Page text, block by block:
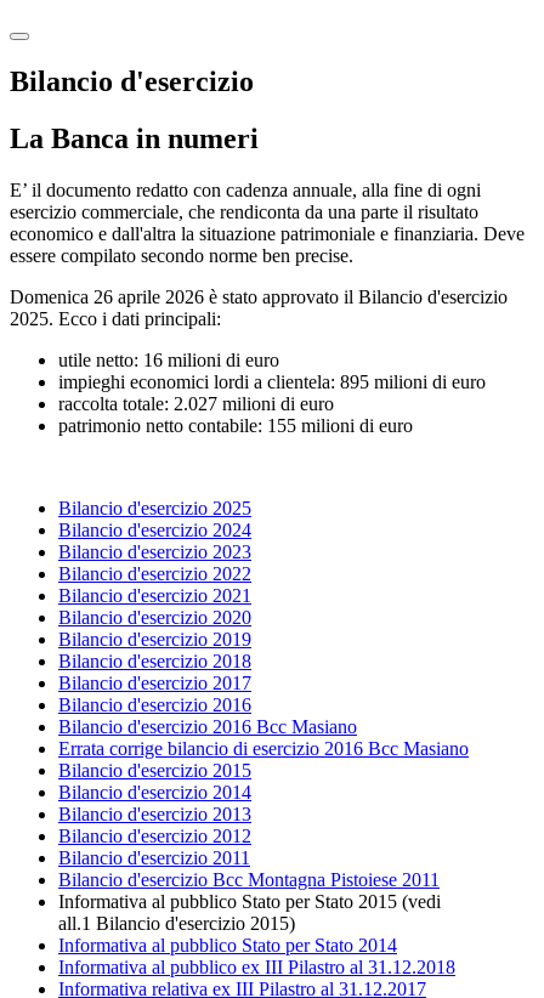
Bilancio d'esercizio
La Banca in numeri
E’ il documento redatto con cadenza annuale, alla fine di ogni
esercizio commerciale, che rendiconta da una parte il risultato
economico e dall'altra la situazione patrimoniale e finanziaria. Deve
essere compilato secondo norme ben precise.
Domenica 26 aprile 2026 è stato approvato il Bilancio d'esercizio
2025. Ecco i dati principali:
utile netto: 16 milioni di euro
impieghi economici lordi a clientela: 895 milioni di euro
raccolta totale: 2.027 milioni di euro
patrimonio netto contabile: 155 milioni di euro
Bilancio d'esercizio 2025
Bilancio d'esercizio 2024
Bilancio d'esercizio 2023
Bilancio d'esercizio 2022
Bilancio d'esercizio 2021
Bilancio d'esercizio 2020
Bilancio d'esercizio 2019
Bilancio d'esercizio 2018
Bilancio d'esercizio 2017
Bilancio d'esercizio 2016
Bilancio d'esercizio 2016 Bcc Masiano
Errata corrige bilancio di esercizio 2016 Bcc Masiano
Bilancio d'esercizio 2015
Bilancio d'esercizio 2014
Bilancio d'esercizio 2013
Bilancio d'esercizio 2012
Bilancio d'esercizio 2011
Bilancio d'esercizio Bcc Montagna Pistoiese 2011
Informativa al pubblico Stato per Stato 2015 (vedi
all.1 Bilancio d'esercizio 2015)
Informativa al pubblico Stato per Stato 2014
Informativa al pubblico ex III Pilastro al 31.12.2018
Informativa relativa ex III Pilastro al 31.12.2017